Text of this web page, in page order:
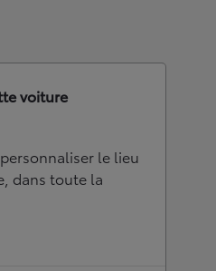
voiture
le lieu
dans toute la